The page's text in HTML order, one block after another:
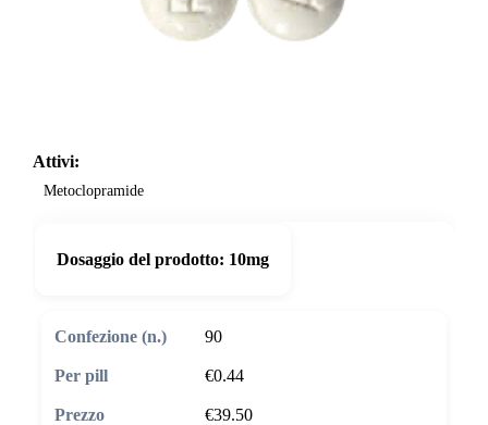
Attivi:
Metoclopramide
Dosaggio del prodotto: 10mg
90
€0.44
€39.50